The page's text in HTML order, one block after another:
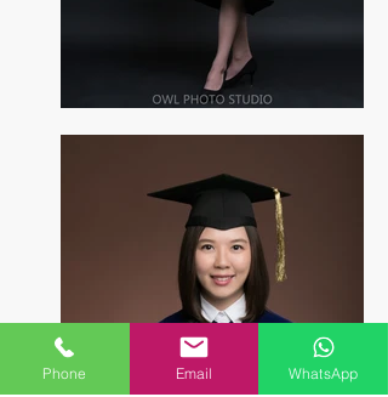
Phone Email WhatsApp